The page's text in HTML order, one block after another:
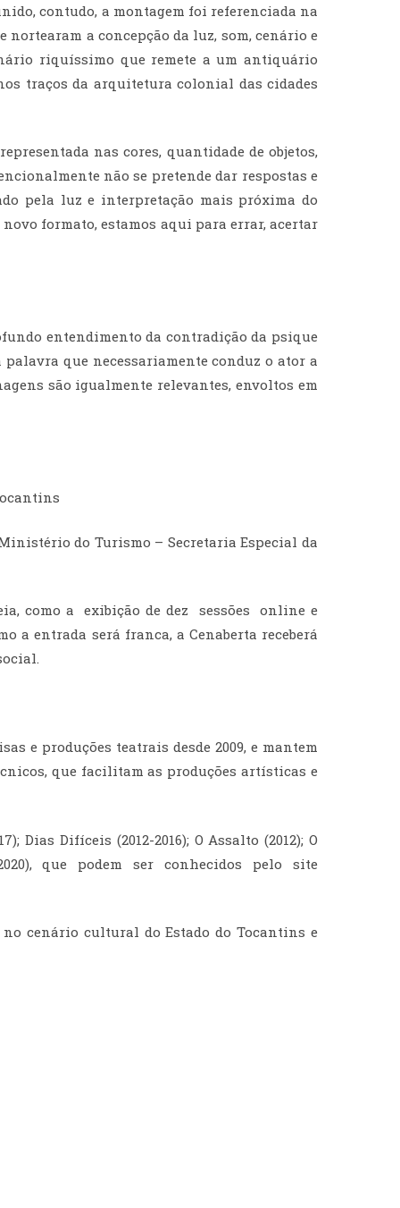
contudo, a montagem foi referenciada na
a concepção da luz, som, cenário e
riquíssimo que remete a um antiquário
traços da arquitetura colonial das cidades
nas cores, quantidade de objetos,
não se pretende dar respostas e
pela luz e interpretação mais próxima do
formato, estamos aqui para errar, acertar
entendimento da contradição da psique
que necessariamente conduz o ator a
são igualmente relevantes, envoltos em
do Turismo – Secretaria Especial da
como a exibição de dez sessões online e
entrada será franca, a Cenaberta receberá
e produções teatrais desde 2009, e mantem
que facilitam as produções artísticas e
Dias Difíceis (2012-2016); O Assalto (2012); O
que podem ser conhecidos pelo site
cenário cultural do Estado do Tocantins e